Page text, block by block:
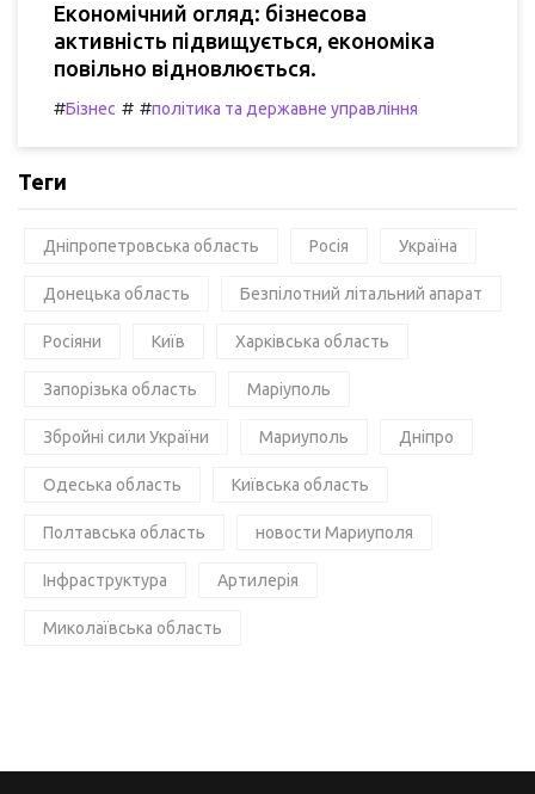
Економічний огляд: бізнесова
активність підвищується, економіка
повільно відновлюється.
#Бізнес # #політика та державне управління
Теги
Дніпропетровська область Росія Україна
Донецька область Безпілотний літальний апарат
Росіяни Київ Харківська область
Запорізька область Маріуполь
Збройні сили України Мариуполь Дніпро
Одеська область Київська область
Полтавська область новости Мариуполя
Інфраструктура Артилерія
Миколаївська область